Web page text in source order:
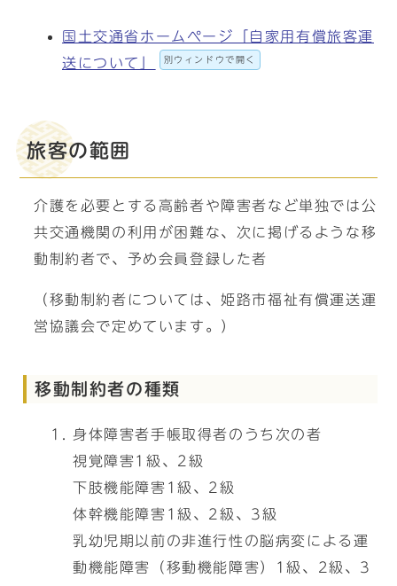
国土交通省ホームページ「自家用有償旅客運
送について」
別ウィンドウで開く
旅客の範囲
介護を必要とする高齢者や障害者など単独では公
共交通機関の利用が困難な、次に掲げるような移
動制約者で、予め会員登録した者
（移動制約者については、姫路市福祉有償運送運
営協議会で定めています。）
移動制約者の種類
身体障害者手帳取得者のうち次の者
視覚障害1級、2級
下肢機能障害1級、2級
体幹機能障害1級、2級、3級
乳幼児期以前の非進行性の脳病変による運
動機能障害（移動機能障害）1級、2級、3